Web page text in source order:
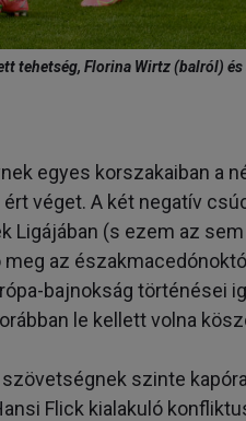
tehetség, Florina Wirtz (balról)
egyes korszakaiban a
véget. A két negatív
Ligájában (s ezem az
meg az
bajnokság történései
le kellett volna
szinte
Flick kialakuló